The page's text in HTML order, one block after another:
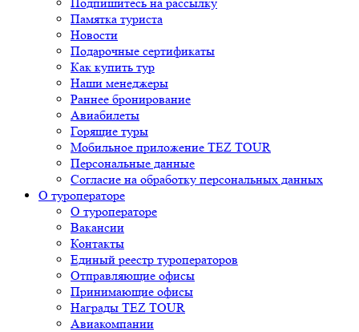
Памятка туриста
Новости
Подарочные сертификаты
Как купить тур
Наши менеджеры
Раннее бронирование
Авиабилеты
Горящие туры
Мобильное приложение TEZ TOUR
Персональные данные
Согласие на обработку персональных данных
О туроператоре
О туроператоре
Вакансии
Контакты
Единый реестр туроператоров
Отправляющие офисы
Принимающие офисы
Награды TEZ TOUR
Авиакомпании